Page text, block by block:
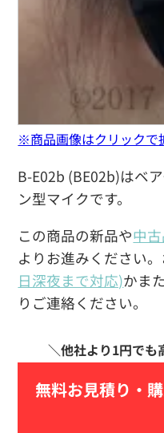
B-E02b (BE02b)はベ
ン型マイクです。
この商品の新品や中
よりお進みください
日深夜まで対応)かま
りご連絡ください。
無料お見積り・
※商品画像はクリックで